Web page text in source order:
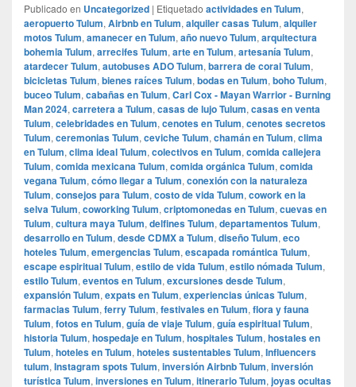
Publicado en Uncategorized | Etiquetado actividades en Tulum,
aeropuerto Tulum, Airbnb en Tulum, alquiler casas Tulum, alquiler
motos Tulum, amanecer en Tulum, año nuevo Tulum, arquitectura
bohemia Tulum, arrecifes Tulum, arte en Tulum, artesanía Tulum,
atardecer Tulum, autobuses ADO Tulum, barrera de coral Tulum,
bicicletas Tulum, bienes raíces Tulum, bodas en Tulum, boho Tulum,
buceo Tulum, cabañas en Tulum, Carl Cox - Mayan Warrior - Burning
Man 2024, carretera a Tulum, casas de lujo Tulum, casas en venta
Tulum, celebridades en Tulum, cenotes en Tulum, cenotes secretos
Tulum, ceremonias Tulum, ceviche Tulum, chamán en Tulum, clima
en Tulum, clima ideal Tulum, colectivos en Tulum, comida callejera
Tulum, comida mexicana Tulum, comida orgánica Tulum, comida
vegana Tulum, cómo llegar a Tulum, conexión con la naturaleza
Tulum, consejos para Tulum, costo de vida Tulum, cowork en la
selva Tulum, coworking Tulum, criptomonedas en Tulum, cuevas en
Tulum, cultura maya Tulum, delfines Tulum, departamentos Tulum,
desarrollo en Tulum, desde CDMX a Tulum, diseño Tulum, eco
hoteles Tulum, emergencias Tulum, escapada romántica Tulum,
escape espiritual Tulum, estilo de vida Tulum, estilo nómada Tulum,
estilo Tulum, eventos en Tulum, excursiones desde Tulum,
expansión Tulum, expats en Tulum, experiencias únicas Tulum,
farmacias Tulum, ferry Tulum, festivales en Tulum, flora y fauna
Tulum, fotos en Tulum, guía de viaje Tulum, guía espiritual Tulum,
historia Tulum, hospedaje en Tulum, hospitales Tulum, hostales en
Tulum, hoteles en Tulum, hoteles sustentables Tulum, Influencers
tulum, Instagram spots Tulum, inversión Airbnb Tulum, inversión
turística Tulum, inversiones en Tulum, itinerario Tulum, joyas ocultas